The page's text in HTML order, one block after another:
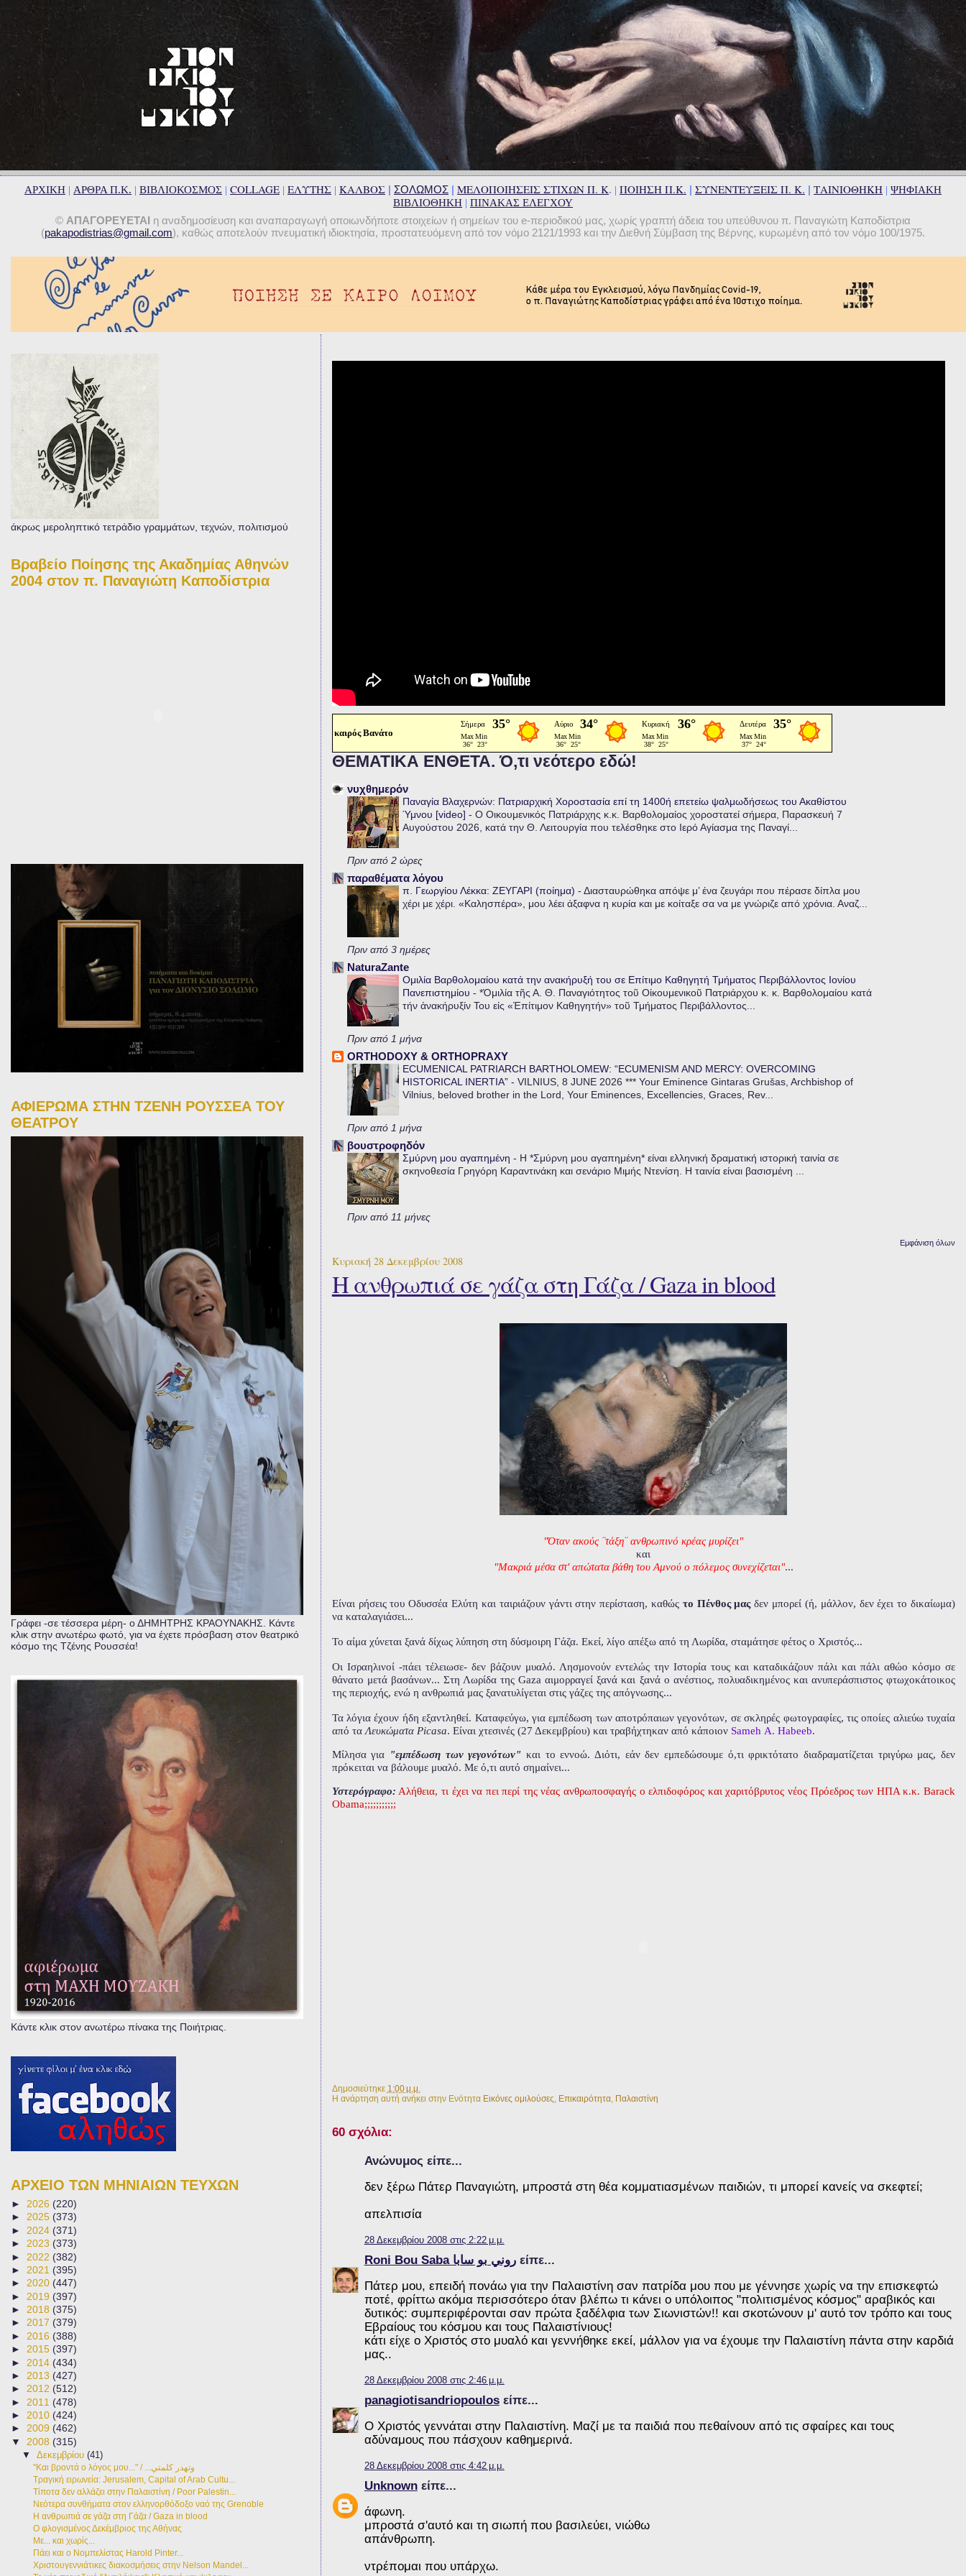
ΑΡΧΙΚΗ | ΑΡΘΡΑ Π.Κ. | ΒΙΒΛΙΟΚΟΣΜΟΣ | COLLAGE | ΕΛΥΤΗΣ | ΚΑΛΒΟΣ | ΣΟΛΩΜΟΣ | ΜΕΛΟΠΟΙΗΣΕΙΣ ΣΤΙΧΩΝ Π. Κ. | ΠΟΙΗΣΗ Π.Κ. | ΣΥΝΕΝΤΕΥΞΕΙΣ Π. Κ. | ΤΑΙΝΙΟΘΗΚΗ | ΨΗΦΙΑΚΗ
ΒΙΒΛΙΟΘΗΚΗ | ΠΙΝΑΚΑΣ ΕΛΕΓΧΟΥ
© ΑΠΑΓΟΡΕΥΕΤΑΙ η αναδημοσίευση και αναπαραγωγή οποιωνδήποτε στοιχείων ή σημείων του e-περιοδικού μας, χωρίς γραπτή άδεια του υπεύθυνου π. Παναγιώτη Καποδίστρια
(pakapodistrias@gmail.com), καθώς αποτελούν πνευματική ιδιοκτησία, προστατευόμενη από τον νόμο 2121/1993 και την Διεθνή Σύμβαση της Βέρνης, κυρωμένη από τον νόμο 100/1975.
καιρός Βανάτο
ΘΕΜΑΤΙΚΑ ΕΝΘΕΤΑ. Ό,τι νεότερο εδώ!
νυχθημερόν
Παναγία Βλαχερνών: Πατριαρχική Χοροστασία επί τη 1400ή επετείω ψαλμωδήσεως του Ακαθίστου
Ύμνου [video] - Ο Οικουμενικός Πατριάρχης κ.κ. Βαρθολομαίος χοροστατεί σήμερα, Παρασκευή 7
Αυγούστου 2026, κατά την Θ. Λειτουργία που τελέσθηκε στο Ιερό Αγίασμα της Παναγί...
Πριν από 2 ώρες
παραθέματα λόγου
π. Γεωργίου Λέκκα: ΖΕΥΓΑΡΙ (ποίημα) - Διασταυρώθηκα απόψε μ’ ένα ζευγάρι που πέρασε δίπλα μου
χέρι με χέρι. «Καλησπέρα», μου λέει άξαφνα η κυρία και με κοίταξε σα να με γνώριζε από χρόνια. Αναζ...
Πριν από 3 ημέρες
NaturaZante
Ομιλία Βαρθολομαίου κατά την ανακήρυξή του σε Επίτιμο Καθηγητή Τμήματος Περιβάλλοντος Ιονίου
Πανεπιστημίου - *Ὁμιλία τῆς Α. Θ. Παναγιότητος τοῦ Οἰκουμενικοῦ Πατριάρχου κ. κ. Βαρθολομαίου κατά
τήν ἀνακήρυξίν Του εἰς «Ἐπίτιμον Καθηγητήν» τοῦ Τμήματος Περιβάλλοντος...
Πριν από 1 μήνα
ORTHODOXY & ORTHOPRAXY
ECUMENICAL PATRIARCH BARTHOLOMEW: “ECUMENISM AND MERCY: OVERCOMING
HISTORICAL INERTIA” - VILNIUS, 8 JUNE 2026 *** Your Eminence Gintaras Grušas, Archbishop of
Vilnius, beloved brother in the Lord, Your Eminences, Excellencies, Graces, Rev...
Πριν από 1 μήνα
βουστροφηδόν
Σμύρνη μου αγαπημένη - Η *Σμύρνη μου αγαπημένη* είναι ελληνική δραματική ιστορική ταινία σε
σκηνοθεσία Γρηγόρη Καραντινάκη και σενάριο Μιμής Ντενίση. Η ταινία είναι βασισμένη ...
Πριν από 11 μήνες
Εμφάνιση όλων
Κυριακή 28 Δεκεμβρίου 2008
Η ανθρωπιά σε γάζα στη Γάζα / Gaza in blood
"Όταν ακούς ¨τάξη¨ ανθρωπινό κρέας μυρίζει"
και
"Μακριά μέσα στ' απώτατα βάθη του Αμνού ο πόλεμος συνεχίζεται"...
Είναι ρήσεις του Οδυσσέα Ελύτη και ταιριάζουν γάντι στην περίσταση, καθώς το Πένθος μαςδεν μπορεί (ή, μάλλον, δεν έχει το δικαίωμα)
να καταλαγιάσει...
Το αίμα χύνεται ξανά δίχως λύπηση στη δύσμοιρη Γάζα. Εκεί, λίγο απέξω από τη Λωρίδα, σταμάτησε φέτος ο Χριστός...
Οι Ισραηλινοί -πάει τέλειωσε- δεν βάζουν μυαλό. Λησμονούν εντελώς την Ιστορία τους και καταδικάζουν πάλι και πάλι αθώο κόσμο σε
θάνατο μετά βασάνων... Στη Λωρίδα της Gaza αιμορραγεί ξανά και ξανά ο ανέστιος, πολυαδικημένος και ανυπεράσπιστος φτωχοκάτοικος
της περιοχής, ενώ η ανθρωπιά μας ξανατυλίγεται στις γάζες της απόγνωσης...
Τα λόγια έχουν ήδη εξαντληθεί. Καταφεύγω, για εμπέδωση των αποτρόπαιων γεγονότων, σε σκληρές φωτογραφίες, τις οποίες αλιεύω τυχαία
από τα Λευκώματα Picasa. Είναι χτεσινές (27 Δεκεμβρίου) και τραβήχτηκαν από κάποιον Sameh Α. Habeeb.
Μίλησα για "εμπέδωση των γεγονότων" και το εννοώ. Διότι, εάν δεν εμπεδώσουμε ό,τι φρικτότατο διαδραματίζεται τριγύρω μας, δεν
πρόκειται να βάλουμε μυαλό. Με ό,τι αυτό σημαίνει...
Υστερόγραφο: Αλήθεια, τι έχει να πει περί της νέας ανθρωποσφαγής ο ελπιδοφόρος και χαριτόβρυτος νέος Πρόεδρος των ΗΠΑ κ.κ. Barack
Obama;;;;;;;;;;;
Δημοσιεύτηκε 1:00 μ.μ.
Η ανάρτηση αυτή ανήκει στην Ενότητα Εικόνες ομιλούσες Επικαιρότητα, Παλαιστίνη
60 σχόλια:
Ανώνυμος είπε...
δεν ξέρω Πάτερ Παναγιώτη, μπροστά στη θέα κομματιασμένων παιδιών, τι μπορεί κανείς να σκεφτεί;
απελπισία
28 Δεκεμβρίου 2008 στις 2:22 μ.μ.
Roni Bou Saba روني بو ساباείπε...
Πάτερ μου, επειδή πονάω για την Παλαιστίνη σαν πατρίδα μου που με γέννησε χωρίς να την επισκεφτώ
ποτέ, φρίττω ακόμα περισσότερο όταν βλέπω τι κάνει ο υπόλοιπος "πολιτισμένος κόσμος" αραβικός και
δυτικός: συμπεριφέρονται σαν πρώτα ξαδέλφια των Σιωνιστών!! και σκοτώνουν μ' αυτό τον τρόπο και τους
Εβραίους του κόσμου και τους Παλαιστίνιους!
κάτι είχε ο Χριστός στο μυαλό και γεννήθηκε εκεί, μάλλον για να έχουμε την Παλαιστίνη πάντα στην καρδιά
μας..
28 Δεκεμβρίου 2008 στις 2:46 μ.μ.
panagiotisandriopoulosείπε...
Ο Χριστός γεννάται στην Παλαιστίνη. Μαζί με τα παιδιά που πεθαίνουν από τις σφαίρες και τους
αδύναμους που πάσχουν καθημερινά.
28 Δεκεμβρίου 2008 στις 4:42 μ.μ.
Unknownείπε...
άφωνη.
μπροστά σ'αυτό και τη σιωπή που βασιλεύει, νιώθω
απάνθρωπη.
ντρέπομαι που υπάρχω.
άκρως μεροληπτικό τετράδιο γραμμάτων, τεχνών, πολιτισμού
Βραβείο Ποίησης της Ακαδημίας Αθηνών
2004 στον π. Παναγιώτη Καποδίστρια
ΑΦΙΕΡΩΜΑ ΣΤΗΝ ΤΖΕΝΗ ΡΟΥΣΣΕΑ ΤΟΥ
ΘΕΑΤΡΟΥ
Γράφει -σε τέσσερα μέρη- ο ΔΗΜΗΤΡΗΣ ΚΡΑΟΥΝΑΚΗΣ. Κάντε
κλικ στην ανωτέρω φωτό, για να έχετε πρόσβαση στον θεατρικό
κόσμο της Τζένης Ρουσσέα!
Κάντε κλικ στον ανωτέρω πίνακα της Ποιήτριας.
ΑΡΧΕΙΟ ΤΩΝ ΜΗΝΙΑΙΩΝ ΤΕΥΧΩΝ
► 2026 (220)
► 2025 (373)
► 2024 (371)
► 2023 (373)
► 2022 (382)
► 2021 (395)
► 2020 (447)
► 2019 (397)
► 2018 (375)
► 2017 (379)
► 2016 (388)
► 2015 (397)
► 2014 (434)
► 2013 (427)
► 2012 (512)
► 2011 (478)
► 2010 (424)
► 2009 (462)
▼ 2008 (315)
▼Δεκεμβρίου(41)
"Και βροντά ο λόγος μου..." / ...وتهدر كلمتي
Τραγική ειρωνεία: Jerusalem, Capital of Arab Cultu...
Τίποτα δεν αλλάζει στην Παλαιστίνη / Poor Palestin...
Νεότερα συνθήματα στον ελληνορθόδοξο ναό της Grenoble
Η ανθρωπιά σε γάζα στη Γάζα / Gaza in blood
Ο φλογισμένος Δεκέμβριος της Αθήνας
Με... και χωρίς...
Πάει και ο Νομπελίστας Harold Pinter...
Χριστουγεννιάτικες διακοσμήσεις στην Nelson Mandel...